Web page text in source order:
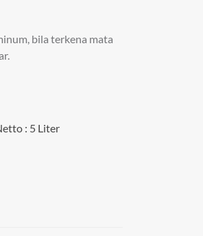
bila terkena mata
: 5 Liter